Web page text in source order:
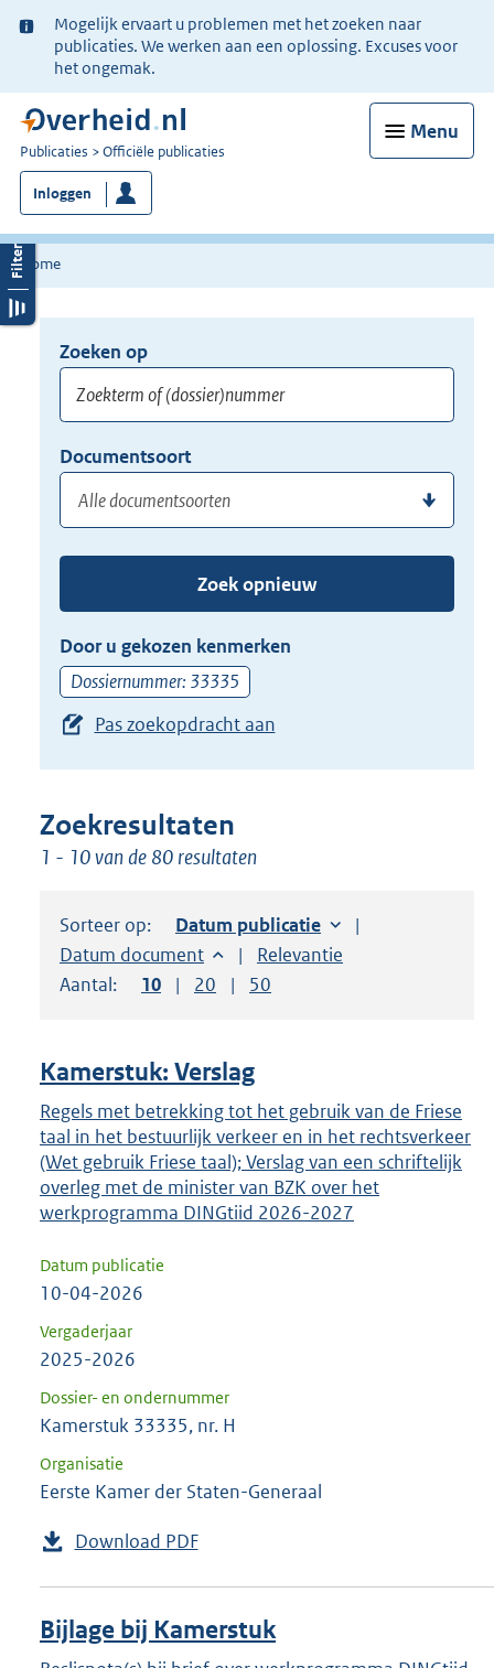
Ter
informatie:
Mogelijk ervaart u problemen met het zoeken naar
publicaties. We werken aan een oplossing. Excuses voor
het ongemak.
Menu
U
bent
nu
hier:
Publicaties Officiële publicaties
Inloggen
Home
Opnieuw
zoeken:
Zoeken op
of
(dossier)nummer
hier
uw
zoekterm
of
(dossier)nummer
in
Documentsoort
of
de
pijl
beneden
toets
suggesties.
Druk
om
uw
keuze
te
bevestigen.
Zoek opnieuw
Door u gekozen kenmerken
Dossiernummer: 33335
Pas zoekopdracht aan
Zoekresultaten
1 - 10 van de 80 resultaten
Sorteer op: Sorteer op:
Datum publicatie
Sorteer op:
Datum document Sorteer op:
Relevantie
Aantal:
Toon
10 resultaten per pagina
Toon
20 resultaten per pagina
Toon
50
Kamerstuk: Verslag
Regels met betrekking tot het gebruik van de Friese
taal in het bestuurlijk verkeer en in het rechtsverkeer
(Wet gebruik Friese taal); Verslag van een schriftelijk
overleg met de minister van BZK over het
werkprogramma DINGtiid 2026-2027
Datum publicatie
10-04-2026
Vergaderjaar
2025-2026
Dossier- en ondernummer
Kamerstuk 33335, nr. H
Organisatie
Eerste Kamer der Staten-Generaal
Download PDF
Bijlage bij Kamerstuk